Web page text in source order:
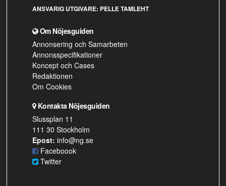
ANSVARIG UTGIVARE: PELLE TAMLEHT
Om Nöjesguiden
Annonsering och Samarbeten
Annonsspecifikationer
Koncept och Cases
Redaktionen
Om Cookies
Kontakta Nöjesguiden
Slussplan 11
111 30 Stockholm
Epost: info@ng.se
Faceboook
Twitter